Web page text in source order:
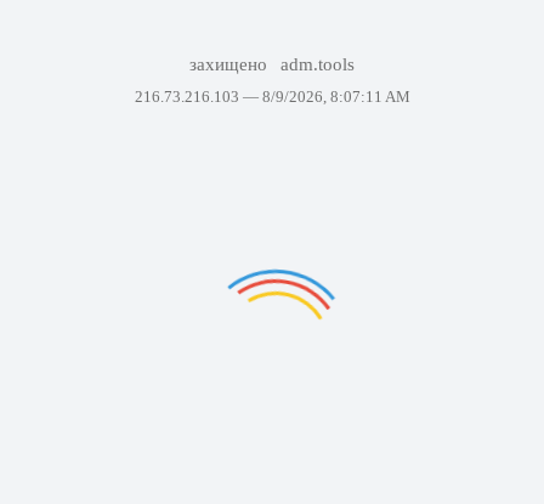
захищено adm.tools
216.73.216.103 — 8/9/2026, 8:07:11 AM